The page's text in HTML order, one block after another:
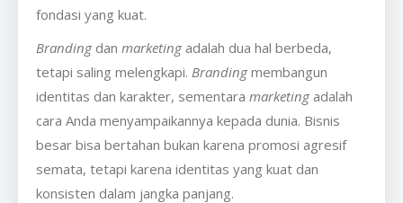
fondasi yang kuat.
Branding dan marketing adalah dua hal berbeda,
tetapi saling melengkapi. Branding membangun
identitas dan karakter, sementara marketing adalah
cara Anda menyampaikannya kepada dunia. Bisnis
besar bisa bertahan bukan karena promosi agresif
semata, tetapi karena identitas yang kuat dan
konsisten dalam jangka panjang.